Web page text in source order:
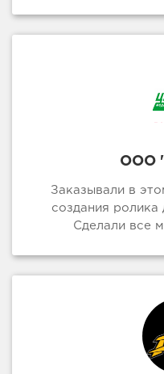
ООО
Заказывали в
создания
Сделали все